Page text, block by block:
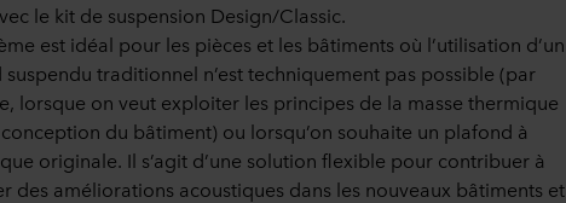
le kit de suspension Design/Classic.
est idéal pour les pièces et les bâtiments où l’utilisation d’un
traditionnel n’est techniquement pas possible (par
lorsque on veut exploiter les principes de la masse thermique
du bâtiment) ou lorsqu’on souhaite un plafond à
originale. Il s’agit d’une solution flexible pour contribuer à
des améliorations acoustiques dans les nouveaux bâtiments et